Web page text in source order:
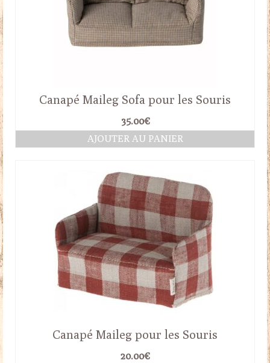
Canapé Maileg Sofa pour les Souris
35.00€
AJOUTER AU PANIER
Canapé Maileg pour les Souris
20.00€